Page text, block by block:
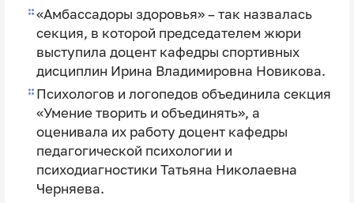
«Амбассадоры здоровья» – так назвалась
секция, в которой председателем жюри
выступила доцент кафедры спортивных
дисциплин Ирина Владимировна Новикова.
Психологов и логопедов объединила секция
«Умение творить и объединять», а
оценивала их работу доцент кафедры
педагогической психологии и
психодиагностики Татьяна Николаевна
Черняева.